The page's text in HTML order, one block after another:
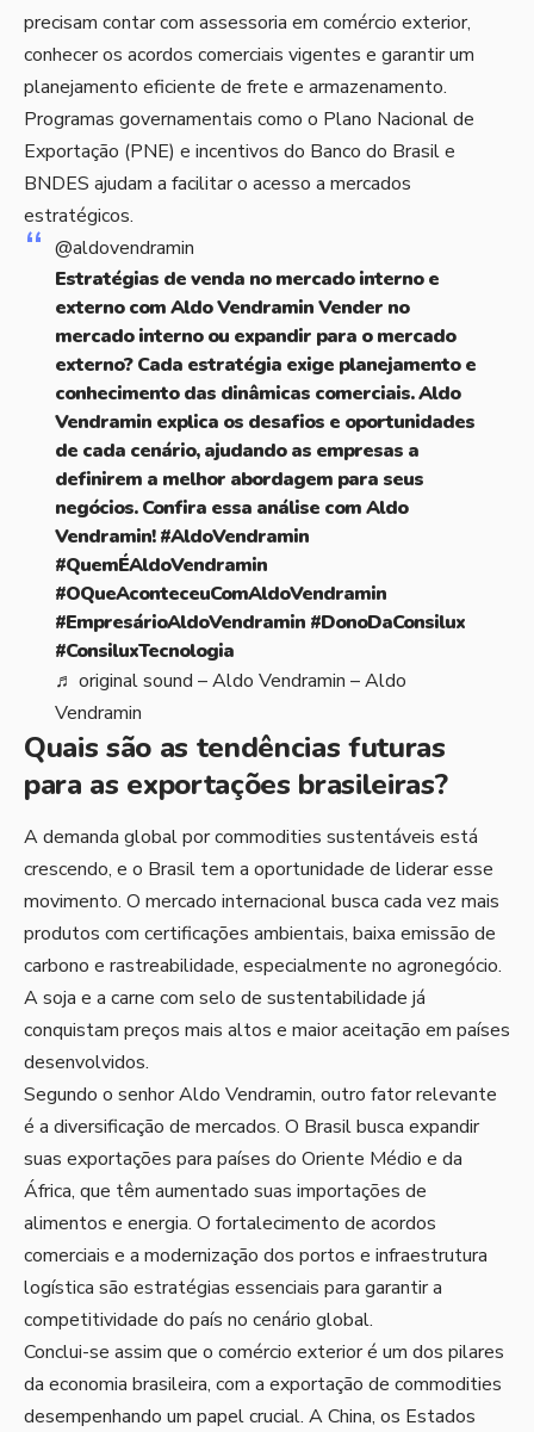
precisam contar com assessoria em comércio exterior,
conhecer os acordos comerciais vigentes e garantir um
planejamento eficiente de frete e armazenamento.
Programas governamentais como o Plano Nacional de
Exportação (PNE) e incentivos do Banco do Brasil e
BNDES ajudam a facilitar o acesso a mercados
estratégicos.
@aldovendramin
Estratégias de venda no mercado interno e
externo com Aldo Vendramin Vender no
mercado interno ou expandir para o mercado
externo? Cada estratégia exige planejamento e
conhecimento das dinâmicas comerciais. Aldo
Vendramin explica os desafios e oportunidades
de cada cenário, ajudando as empresas a
definirem a melhor abordagem para seus
negócios. Confira essa análise com Aldo
Vendramin!#AldoVendramin
#QuemÉAldoVendramin
#OQueAconteceuComAldoVendramin
#EmpresárioAldoVendramin #DonoDaConsilux
#ConsiluxTecnologia
♬ original sound – Aldo Vendramin – Aldo
Vendramin
Quais são as tendências futuras
para as exportações brasileiras?
A demanda global por commodities sustentáveis está
crescendo, e o Brasil tem a oportunidade de liderar esse
movimento. O mercado internacional busca cada vez mais
produtos com certificações ambientais, baixa emissão de
carbono e rastreabilidade, especialmente no agronegócio.
A soja e a carne com selo de sustentabilidade já
conquistam preços mais altos e maior aceitação em países
desenvolvidos.
Segundo o senhor Aldo Vendramin, outro fator relevante
é a diversificação de mercados. O Brasil busca expandir
suas exportações para países do Oriente Médio e da
África, que têm aumentado suas importações de
alimentos e energia. O fortalecimento de acordos
comerciais e a modernização dos portos e infraestrutura
logística são estratégias essenciais para garantir a
competitividade do país no cenário global.
Conclui-se assim que o comércio exterior é um dos pilares
da economia brasileira, com a exportação de commodities
desempenhando um papel crucial. A China, os Estados